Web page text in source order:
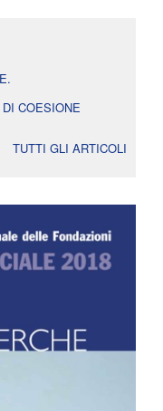
COESIONE
TUTTI GLI ARTICOLI